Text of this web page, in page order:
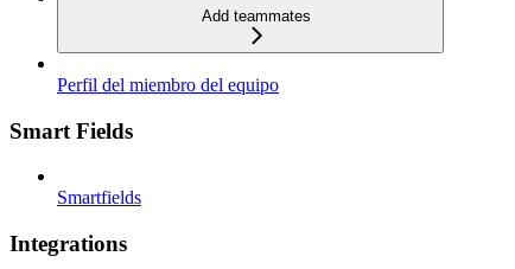
Add teammates
Perfil del miembro del equipo
Smart Fields
Smartfields
Integrations